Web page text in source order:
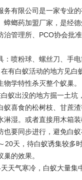
务有限公司是一家专业
、蟑螂药加盟厂家，是经
治管理所、PCO协会批
：喷粉球、螺丝刀、手
有白蚁活动的地方见白
物学特性杀灭整个蚁巢。
蚁出没的地方掘一土坑
蚁喜食的松树枝、甘蔗
淋湿。或者直接用木箱
也要同步进行，避免白
20天，待白蚁诱集较多
的效果。
天气寒冷，白蚁大量集